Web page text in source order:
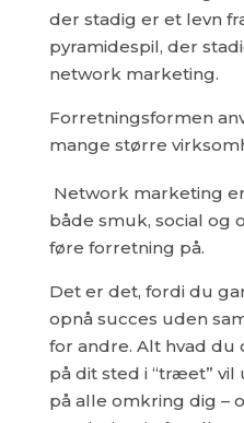
der stadig er et levn
pyramidespil, der
network marketing.
Forretningsformen
mange større
Network marketing
både smuk, social og
føre forretning på.
Det er det, fordi du
opnå succes uden
for andre. Alt hvad
på dit sted i “træet”
på alle omkring dig –